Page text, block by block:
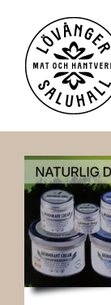
innehållet